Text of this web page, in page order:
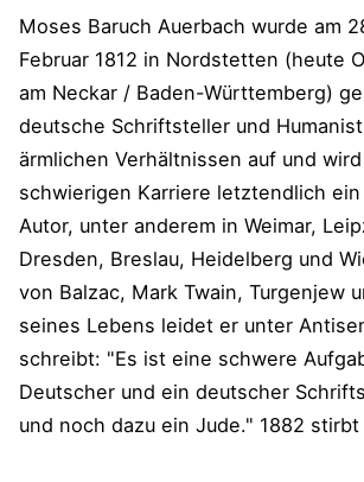
Moses Baruch Auerbach wurde am
Februar 1812 in Nordstetten (heute
am Neckar / Baden-Württemberg)
deutsche Schriftsteller und
ärmlichen Verhältnissen auf und
schwierigen Karriere letztendlich
Autor, unter anderem in Weimar,
Dresden, Breslau, Heidelberg und
von Balzac, Mark Twain, Turgenjew
seines Lebens leidet er unter
schreibt: "Es ist eine schwere
Deutscher und ein deutscher
und noch dazu ein Jude." 1882